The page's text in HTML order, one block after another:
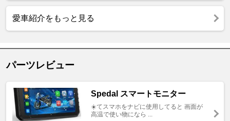
愛車紹介をもっと見る
パーツレビュー
Spedal スマートモニター
☀️てスマホをナビに使用してると 画面が
高温で使い物になら ...